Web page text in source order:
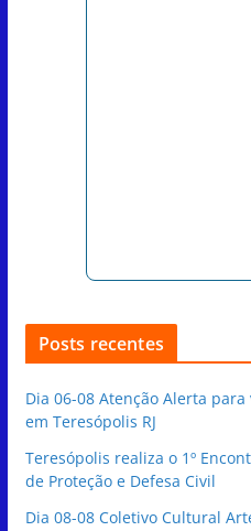
Posts recentes
Dia 06-08 Atenção Alerta
em Teresópolis RJ
Teresópolis realiza o 1º
de Proteção e Defesa Civil
Dia 08-08 Coletivo Cultural